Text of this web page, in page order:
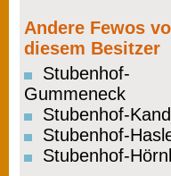
Andere Fewos
diesem Besitzer
Stubenhof-
Gummeneck
Stubenhof-
Stubenhof-
Stubenhof-